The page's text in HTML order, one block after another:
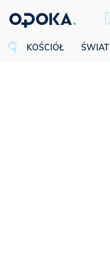
KOŚCIÓŁ ŚWIAT